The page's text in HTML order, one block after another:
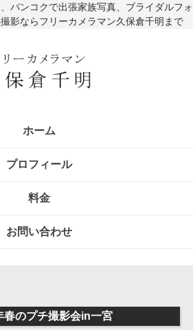
バンコクで出張家族写真、ブライダルフォ
影ならフリーカメラマン久保倉千明まで
ホーム
プロフィール
料金
お問い合わせ
春のプチ撮影会in一宮